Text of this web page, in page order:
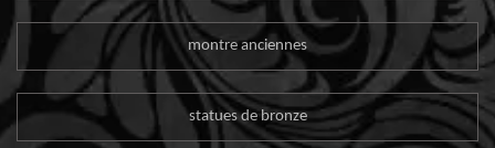
montre anciennes
statues de bronze